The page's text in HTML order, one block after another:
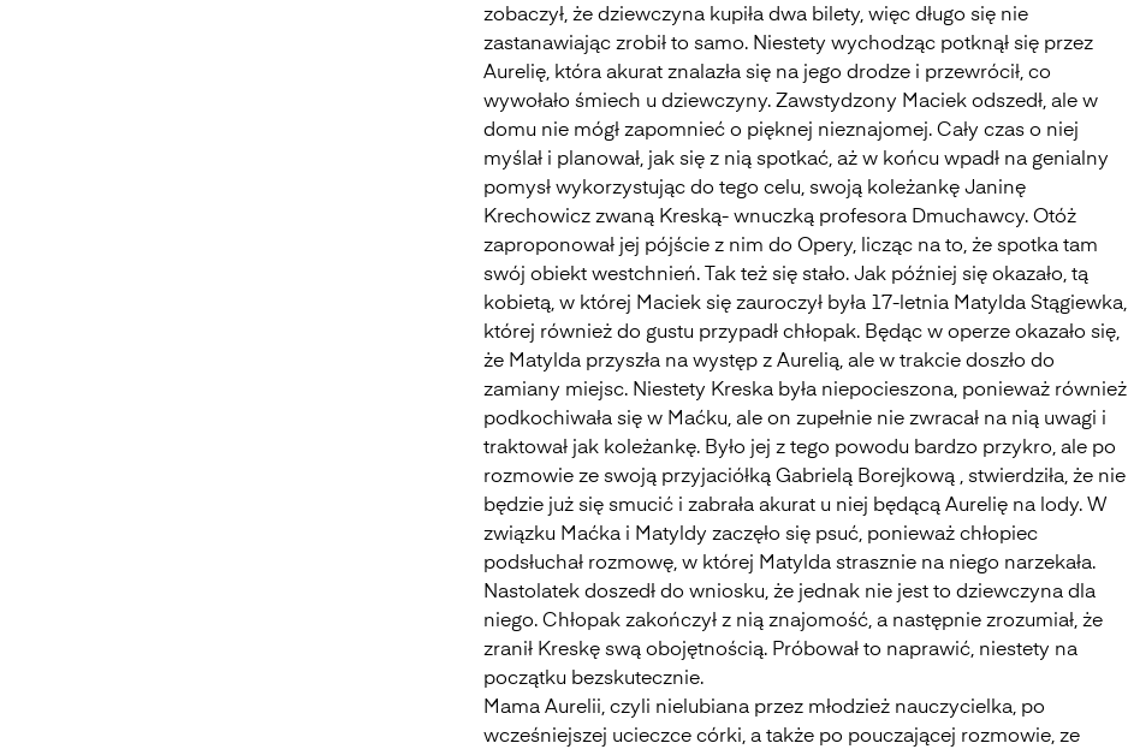
zobaczył, że dziewczyna kupiła dwa bilety, więc długo się nie
zastanawiając zrobił to samo. Niestety wychodząc potknął się przez
Aurelię, która akurat znalazła się na jego drodze i przewrócił, co
wywołało śmiech u dziewczyny. Zawstydzony Maciek odszedł, ale w
domu nie mógł zapomnieć o pięknej nieznajomej. Cały czas o niej
myślał i planował, jak się z nią spotkać, aż w końcu wpadł na genialny
pomysł wykorzystując do tego celu, swoją koleżankę Janinę
Krechowicz zwaną Kreską- wnuczką profesora Dmuchawcy. Otóż
zaproponował jej pójście z nim do Opery, licząc na to, że spotka tam
swój obiekt westchnień. Tak też się stało. Jak później się okazało, tą
kobietą, w której Maciek się zauroczył była 17-letnia Matylda Stągiewka,
której również do gustu przypadł chłopak. Będąc w operze okazało się,
że Matylda przyszła na występ z Aurelią, ale w trakcie doszło do
zamiany miejsc. Niestety Kreska była niepocieszona, ponieważ również
podkochiwała się w Maćku, ale on zupełnie nie zwracał na nią uwagi i
traktował jak koleżankę. Było jej z tego powodu bardzo przykro, ale po
rozmowie ze swoją przyjaciółką Gabrielą Borejkową , stwierdziła, że nie
będzie już się smucić i zabrała akurat u niej będącą Aurelię na lody. W
związku Maćka i Matyldy zaczęło się psuć, ponieważ chłopiec
podsłuchał rozmowę, w której Matylda strasznie na niego narzekała.
Nastolatek doszedł do wniosku, że jednak nie jest to dziewczyna dla
niego. Chłopak zakończył z nią znajomość, a następnie zrozumiał, że
zranił Kreskę swą obojętnością. Próbował to naprawić, niestety na
początku bezskutecznie.
Mama Aurelii, czyli nielubiana przez młodzież nauczycielka, po
wcześniejszej ucieczce córki, a także po pouczającej rozmowie, ze